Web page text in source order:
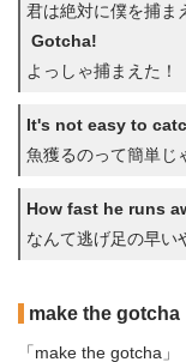
君は絶対に僕を捕ま
Gotcha!
よっしゃ捕まえた！
It's not easy to
魚獲るのって簡単じ
How fast he runs
なんて逃げ足の早い
make the gotcha
「make the gotcha